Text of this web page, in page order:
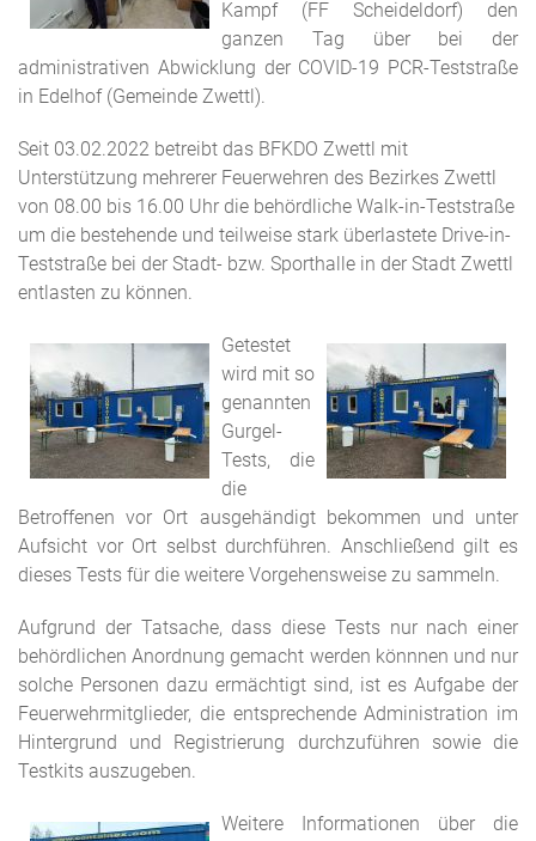
Kampf (FF Scheideldorf) den
ganzen Tag über bei der
administrativen Abwicklung der COVID-19 PCR-Teststraße
in Edelhof (Gemeinde Zwettl).
Seit 03.02.2022 betreibt das BFKDO Zwettl mit
Unterstützung mehrerer Feuerwehren des Bezirkes Zwettl
von 08.00 bis 16.00 Uhr die behördliche Walk-in-Teststraße
um die bestehende und teilweise stark überlastete Drive-in-
Teststraße bei der Stadt- bzw. Sporthalle in der Stadt Zwettl
entlasten zu können.
Getestet
wird mit so
genannten
Gurgel-
Tests, die
die
Betroffenen vor Ort ausgehändigt bekommen und unter
Aufsicht vor Ort selbst durchführen. Anschließend gilt es
dieses Tests für die weitere Vorgehensweise zu sammeln.
Aufgrund der Tatsache, dass diese Tests nur nach einer
behördlichen Anordnung gemacht werden könnnen und nur
solche Personen dazu ermächtigt sind, ist es Aufgabe der
Feuerwehrmitglieder, die entsprechende Administration im
Hintergrund und Registrierung durchzuführen sowie die
Testkits auszugeben.
Weitere Informationen über die